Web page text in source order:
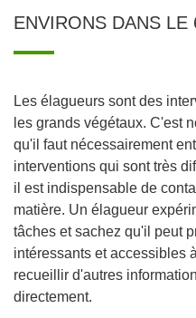
ENVIRONS DANS LE
Les élagueurs sont des
les grands végétaux. C'est
qu'il faut nécessairement
interventions qui sont très
il est indispensable de
matière. Un élagueur
tâches et sachez qu'il peut
intéressants et accessibles
recueillir d'autres
directement.